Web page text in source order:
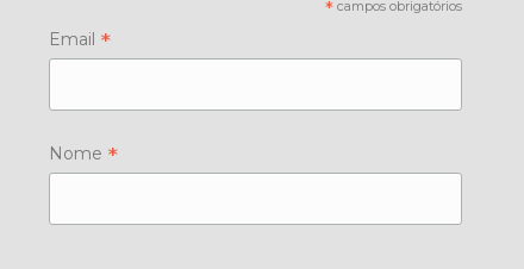
* campos obrigatórios
Email *
Nome *